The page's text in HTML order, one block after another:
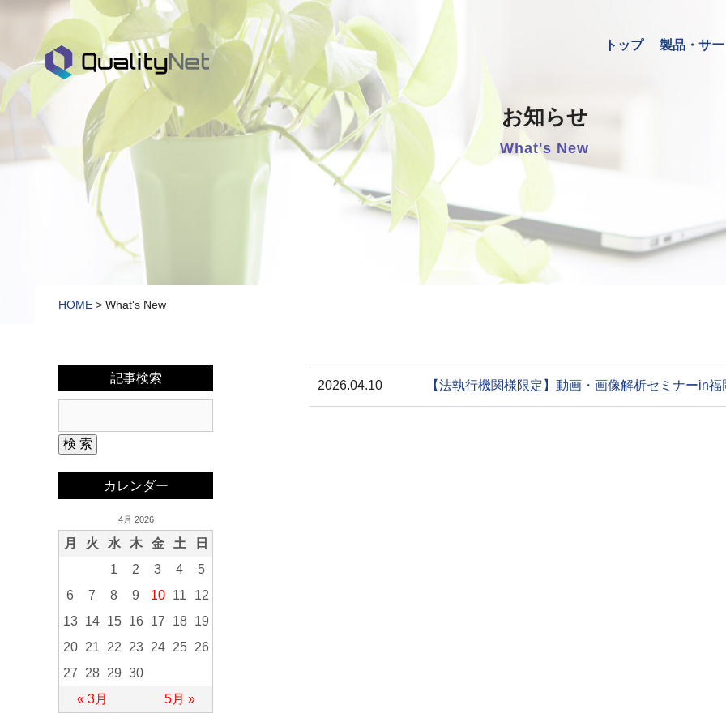
QualityNet
トップ 製品・サ
お知らせ
What's New
HOME > What's New
2026.04.10 【法執行機関様限定】動画・画像解析セミナーin
記事検索
カレンダー
4月 2026
月 火 水 木 金 土 日
« 3月 5月 »
1 2 3 4
5
6
7 8 9 10 11
12
13
14 15 16 17 18
19
20
21 22 23 24 25
26
27
28 29 30